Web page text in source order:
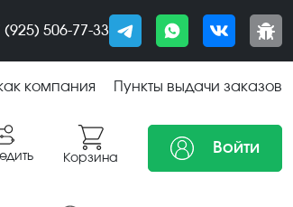
(925) 506-77-33
компания Пункты выдачи заказов
Корзина
Войти